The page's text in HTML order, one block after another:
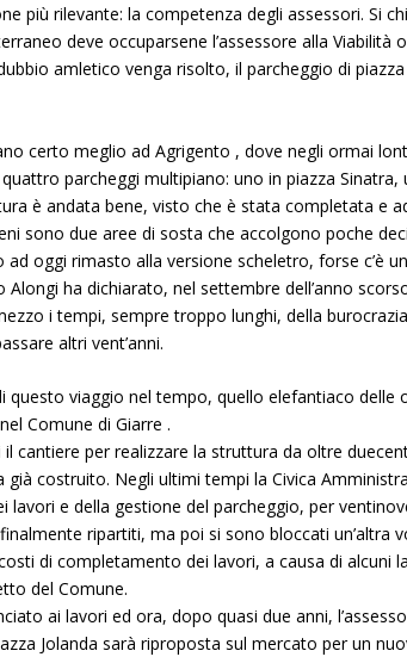
più rilevante: la competenza degli assessori. Si
deve occuparsene l’assessore alla Viabilità
amletico venga risolto, il parcheggio di
certo meglio adAgrigento , dove negli ormai
parcheggi multipiano: uno in piazza Sinatra,
è andata bene, visto che è stata completata e
sono due aree di sosta che accolgono poche
ad oggi rimasto alla versione scheletro, forse c’è
Alongi ha dichiarato, nel settembre dell’anno
i tempi, sempre troppo lunghi, della
altri vent’anni.
questo viaggio nel tempo, quello elefantiaco
Comune diGiarre.
il cantiere per realizzare la struttura da oltre
già costruito. Negli ultimi tempi la Civica
lavori e della gestione del parcheggio, per
ripartiti, ma poi si sono bloccati un’altra
di completamento dei lavori, a causa di alcuni
del Comune.
ai lavori ed ora, dopo quasi due anni,
Jolanda sarà riproposta sul mercato per un